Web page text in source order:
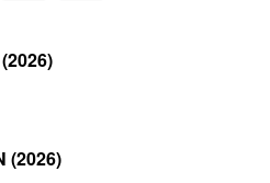
(2026)